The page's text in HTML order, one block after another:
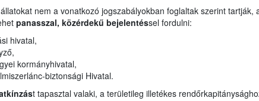
nem a vonatkozó jogszabályokban foglaltak szerint tartják,
panasszal, közérdekű bejelentéssel fordulni:
hivatal,
kormányhivatal,
biztonsági Hivatal.
t tapasztal valaki, a területileg illetékes